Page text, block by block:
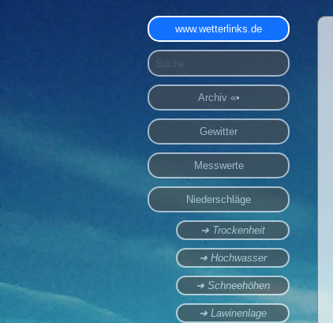
www.wetterlinks.de
Archiv «•
Gewitter
Messwerte
Niederschläge
➜ Trockenheit
➜ Hochwasser
➜ Schneehöhen
➜ Lawinenlage